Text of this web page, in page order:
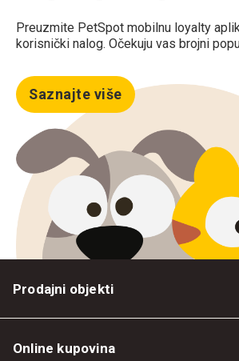
Preuzmite PetSpot mobilnu loyalty
korisnički nalog. Očekuju vas brojni
Saznajte više
Prodajni objekti
Online kupovina